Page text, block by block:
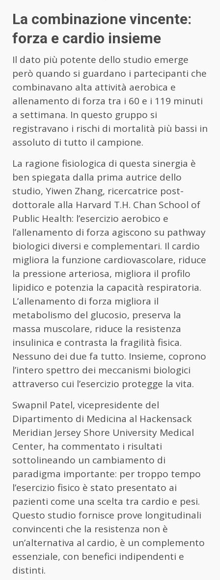
La combinazione vincente:
forza e cardio insieme
Il dato più potente dello studio emerge
però quando si guardano i partecipanti che
combinavano alta attività aerobica e
allenamento di forza tra i 60 e i 119 minuti
a settimana. In questo gruppo si
registravano i rischi di mortalità più bassi in
assoluto di tutto il campione.
La ragione fisiologica di questa sinergia è
ben spiegata dalla prima autrice dello
studio, Yiwen Zhang, ricercatrice post-
dottorale alla Harvard T.H. Chan School of
Public Health: l’esercizio aerobico e
l’allenamento di forza agiscono su pathway
biologici diversi e complementari. Il cardio
migliora la funzione cardiovascolare, riduce
la pressione arteriosa, migliora il profilo
lipidico e potenzia la capacità respiratoria.
L’allenamento di forza migliora il
metabolismo del glucosio, preserva la
massa muscolare, riduce la resistenza
insulinica e contrasta la fragilità fisica.
Nessuno dei due fa tutto. Insieme, coprono
l’intero spettro dei meccanismi biologici
attraverso cui l’esercizio protegge la vita.
Swapnil Patel, vicepresidente del
Dipartimento di Medicina al Hackensack
Meridian Jersey Shore University Medical
Center, ha commentato i risultati
sottolineando un cambiamento di
paradigma importante: per troppo tempo
l’esercizio fisico è stato presentato ai
pazienti come una scelta tra cardio e pesi.
Questo studio fornisce prove longitudinali
convincenti che la resistenza non è
un’alternativa al cardio, è un complemento
essenziale, con benefici indipendenti e
distinti.